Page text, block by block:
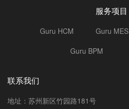
服务项目
Guru HCM Guru MES
Guru BPM
联系我们
地址：苏州新区竹园路181号